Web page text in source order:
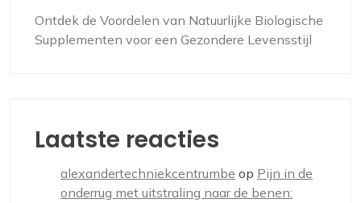
Ontdek de Voordelen van Natuurlijke Biologische
Supplementen voor een Gezondere Levensstijl
Laatste reacties
alexandertechniekcentrumbe op Pijn in de
onderrug met uitstraling naar de benen: